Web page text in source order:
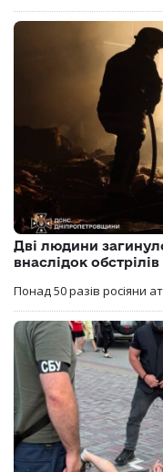
Дві людини
внаслідок
Понад 50 разів росіяни